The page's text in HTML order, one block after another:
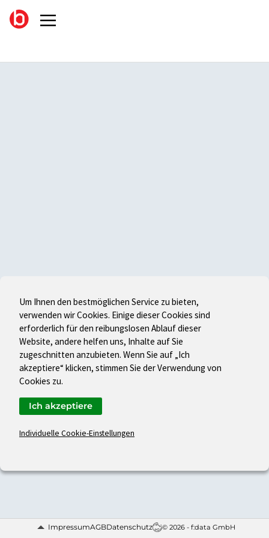
ImpressumAGBDatenschutz © 2026 - f:data GmbH
Um Ihnen den bestmöglichen Service zu bieten,
verwenden wir Cookies. Einige dieser Cookies sind
erforderlich für den reibungslosen Ablauf dieser
Website, andere helfen uns, Inhalte auf Sie
zugeschnitten anzubieten. Wenn Sie auf „Ich
akzeptiere“ klicken, stimmen Sie der Verwendung von
Cookies zu.
Individuelle Cookie-Einstellungen
Ich akzeptiere